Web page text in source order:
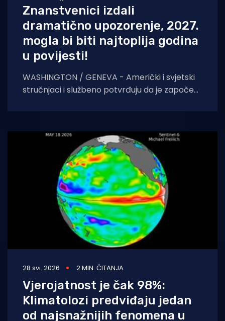
Znanstvenici izdali
dramatično upozorenje, 2027.
mogla bi biti najtoplija godina
u povijesti!
WASHINGTON / GENEVA - Američki i svjetski
stručnjaci i službeno potvrđuju da je započeo
ekstremne
28 svi. 2026 2 MIN. ČITANJA
Vjerojatnost je čak 98%:
Klimatolozi predviđaju jedan
od najsnažnijih fenomena u